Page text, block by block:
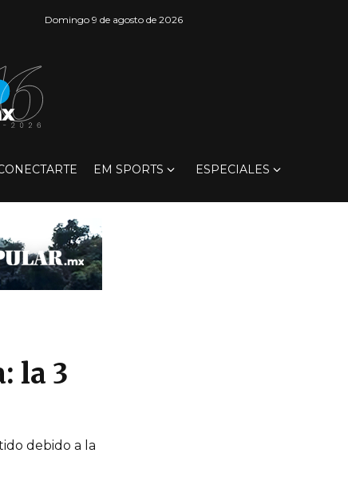
Domingo 9 de agosto de 2026
EM SPORTS ESPECIALES
la 3
debido a la